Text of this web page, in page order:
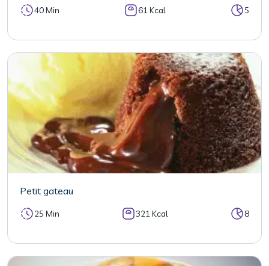
40 Min 61 Kcal 5
Petit gateau
25 Min 321 Kcal 8